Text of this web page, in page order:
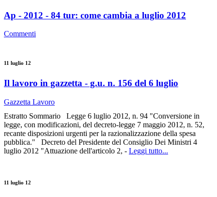
Ap - 2012 - 84 tur: come cambia a luglio 2012
Commenti
11 luglio 12
Il lavoro in gazzetta - g.u. n. 156 del 6 luglio
Gazzetta Lavoro
Estratto Sommario Legge 6 luglio 2012, n. 94 "Conversione in
legge, con modificazioni, del decreto-legge 7 maggio 2012, n. 52,
recante disposizioni urgenti per la razionalizzazione della spesa
pubblica." Decreto del Presidente del Consiglio Dei Ministri 4
luglio 2012 "Attuazione dell'articolo 2, - Leggi tutto...
11 luglio 12